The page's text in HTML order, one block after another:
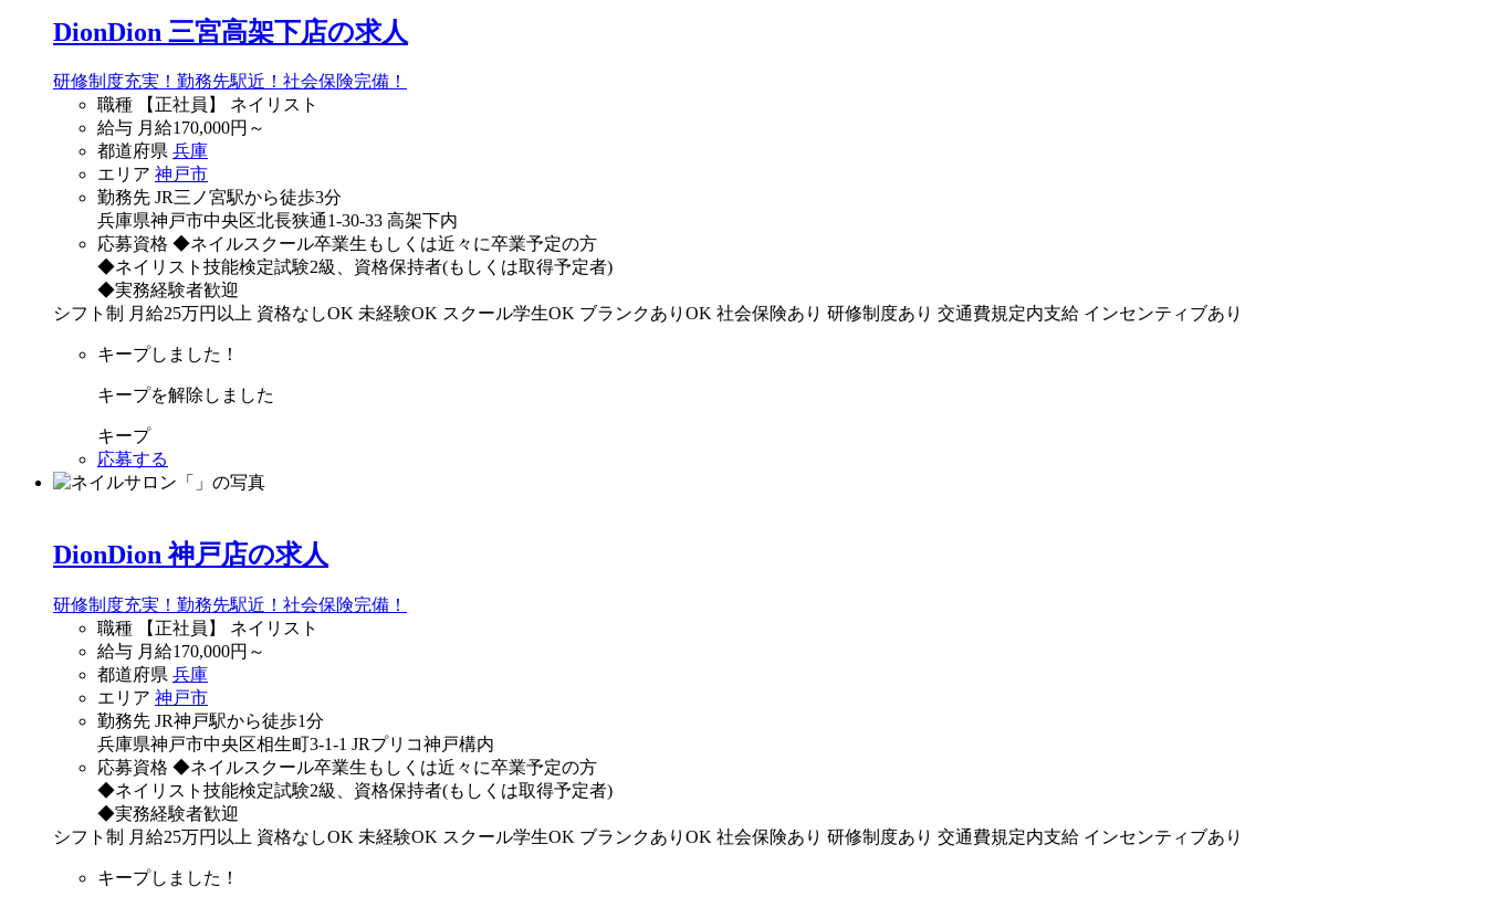
DionDion 三宮高架下店の求人
研修制度充実！勤務先駅近！社会保険完備！
職種
【正社員】 ネイリスト
給与 月給170,000円～
都道府県 兵庫
エリア 神戸市
勤務先 JR三ノ宮駅から徒歩3分
兵庫県神戸市中央区北長狭通1-30-33 高架下内
応募資格 ◆ネイルスクール卒業生もしくは近々に卒業予定の方
◆ネイリスト技能検定試験2級、資格保持者(もしくは取得予定者)
◆実務経験者歓迎
シフト制 月給25万円以上 資格なしOK 未経験OK スクール学生OK ブランクありOK 社会保険あり 研修制度あり 交通費規定内支給 インセンティブあり
キープしました！
キープを解除しました
キープ
応募する
DionDion 神戸店の求人
研修制度充実！勤務先駅近！社会保険完備！
職種
【正社員】 ネイリスト
給与 月給170,000円～
都道府県 兵庫
エリア 神戸市
勤務先 JR神戸駅から徒歩1分
兵庫県神戸市中央区相生町3-1-1 JRプリコ神戸構内
応募資格 ◆ネイルスクール卒業生もしくは近々に卒業予定の方
◆ネイリスト技能検定試験2級、資格保持者(もしくは取得予定者)
◆実務経験者歓迎
シフト制
月給25万円以上 資格なしOK 未経験OK スクール学生OK ブランクありOK 社会保険あり 研修制度あり 交通費規定内支給 インセンティブあり
キープしました！